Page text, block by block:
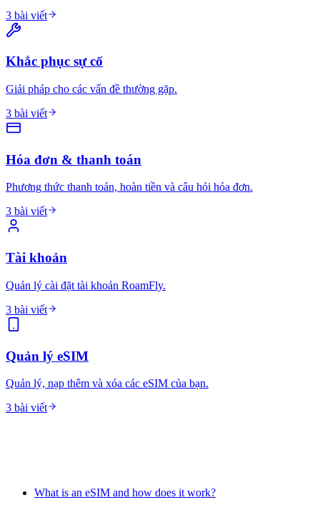
3 bài viết
Khắc phục sự cố
Giải pháp cho các vấn đề thường gặp.
3 bài viết
Hóa đơn & thanh toán
Phương thức thanh toán, hoàn tiền và câu hỏi hóa đơn.
3 bài viết
Tài khoản
Quản lý cài đặt tài khoản RoamFly.
3 bài viết
Quản lý eSIM
Quản lý, nạp thêm và xóa các eSIM của bạn.
3 bài viết
What is an eSIM and how does it work?